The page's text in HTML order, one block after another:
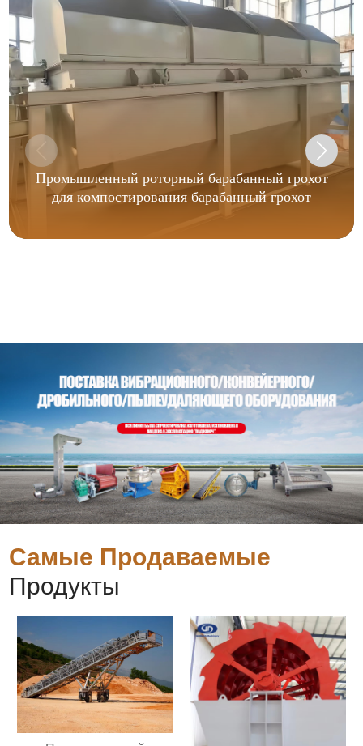
Промышленный роторный барабанный грохот
для компостирования барабанный грохот
Самые Продаваемые
Продукты